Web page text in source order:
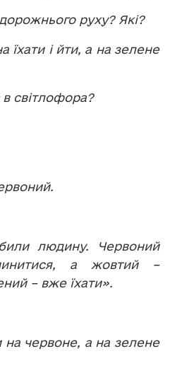
руху? Які?
і йти, а на зелене
в світлофора?
людину. Червоний
а жовтий –
– вже їхати».
червоне, а на зелене